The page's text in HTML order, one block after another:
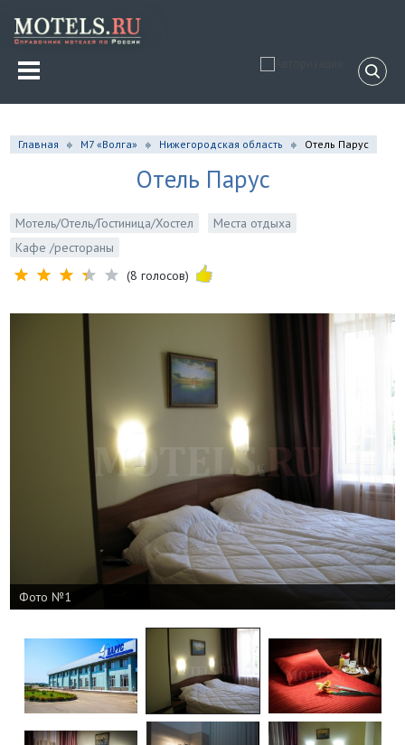
Главная М7 «Волга» Нижегородская область Отель Парус
Отель Парус
Мотель/Отель/Гостиница/Хостел
Места отдыха
Кафе /рестораны
(8 голосов)
Фото №1